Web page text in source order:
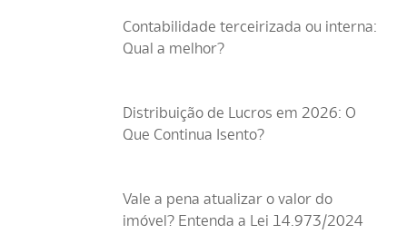
Contabilidade terceirizada ou interna:
Qual a melhor?
Distribuição de Lucros em 2026: O
Que Continua Isento?
Vale a pena atualizar o valor do
imóvel? Entenda a Lei 14.973/2024